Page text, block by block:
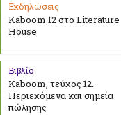
Εκδηλώσεις
Kaboom 12 στο Literature
House
Βιβλίο
Kaboom, τεύχος 12.
Περιεχόμενα και σημεία
πώλησης